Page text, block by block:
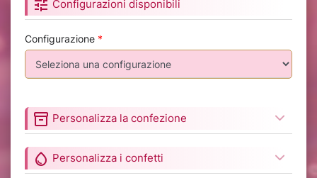
tune Configurazioni disponibili
Configurazione *
inventory_2 Personalizza la confezione
water_drop Personalizza i confetti